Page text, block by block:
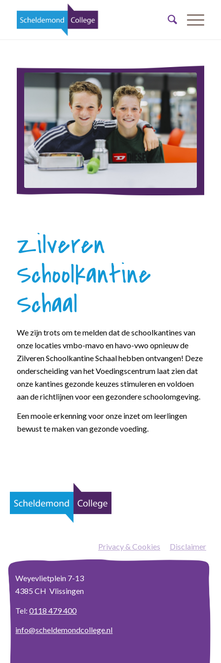
Zilveren
Schoolkantine
Schaal
We zijn trots om te melden dat de schoolkantines van
onze locaties vmbo-mavo en havo-vwo opnieuw de
Zilveren Schoolkantine Schaal hebben ontvangen! Deze
onderscheiding van het Voedingscentrum laat zien dat
onze kantines gezonde keuzes stimuleren en voldoen
aan de richtlijnen voor een gezondere schoolomgeving.
Een mooie erkenning voor onze inzet om leerlingen
bewust te maken van gezonde voeding.
Privacy & Cookies Disclaimer
Weyevlietplein 7-13
4385 CH Vlissingen
Tel:0118 479 400
info@scheldemondcollege.nl